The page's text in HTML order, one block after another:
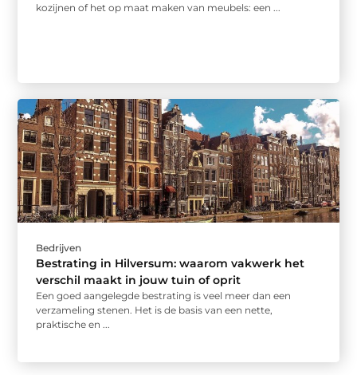
kozijnen of het op maat maken van meubels: een ...
Bedrijven
Bestrating in Hilversum: waarom vakwerk het
verschil maakt in jouw tuin of oprit
Een goed aangelegde bestrating is veel meer dan een
verzameling stenen. Het is de basis van een nette,
praktische en ...